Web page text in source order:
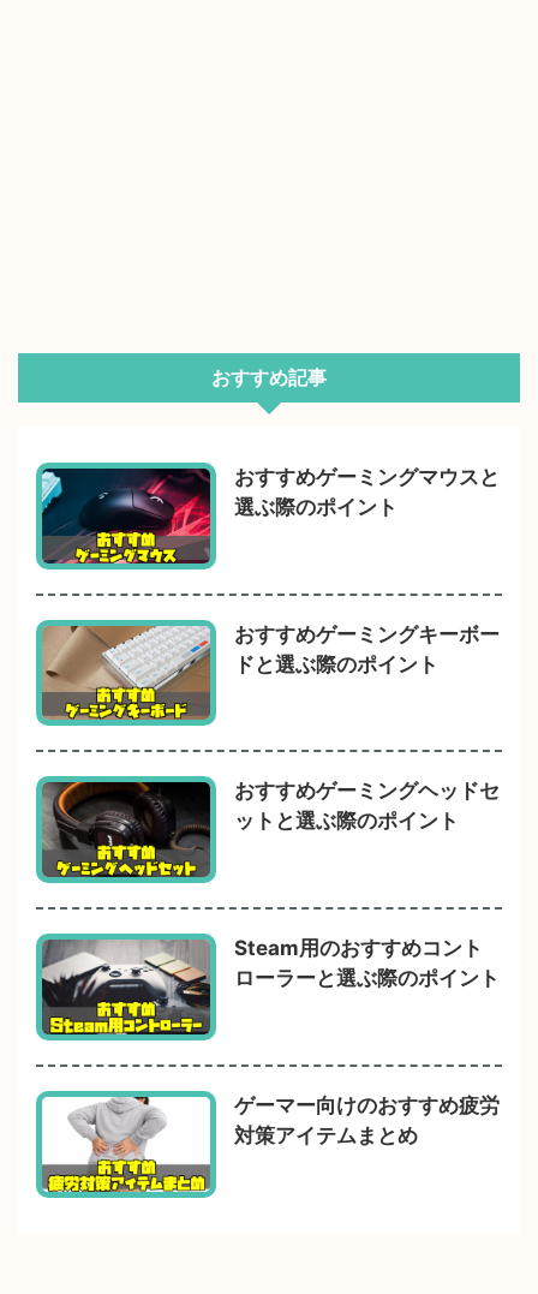
おすすめ記事
おすすめゲーミングマウスと
選ぶ際のポイント
おすすめゲーミングキーボー
ドと選ぶ際のポイント
おすすめゲーミングヘッドセ
ットと選ぶ際のポイント
Steam用のおすすめコント
ローラーと選ぶ際のポイント
ゲーマー向けのおすすめ疲労
対策アイテムまとめ